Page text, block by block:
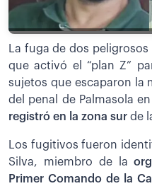
La fuga de dos
que activó el “plan Z”
sujetos que escaparon la
del penal de Palmasola
registró en la zona sur de
Los fugitivos fueron
Silva, miembro de la
Primer Comando de la